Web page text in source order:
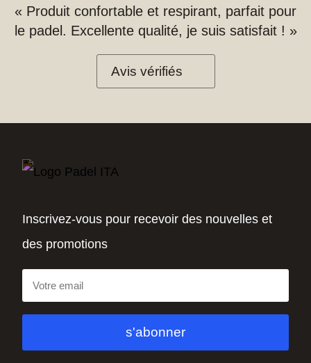
« Produit confortable et respirant, parfait pour
le padel. Excellente qualité, je suis satisfait ! »
Avis vérifiés
Inscrivez-vous pour recevoir des nouvelles et
des promotions